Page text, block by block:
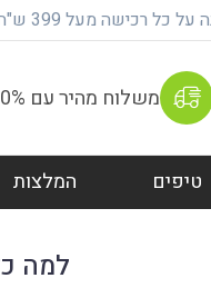
משלוח מהיר עם 100% אחריות
טיפים המלצות
למה